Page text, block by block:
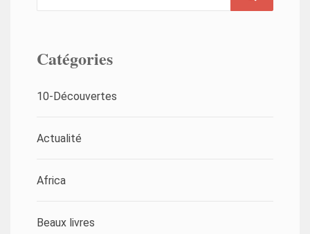
Catégories
10-Découvertes
Actualité
Africa
Beaux livres